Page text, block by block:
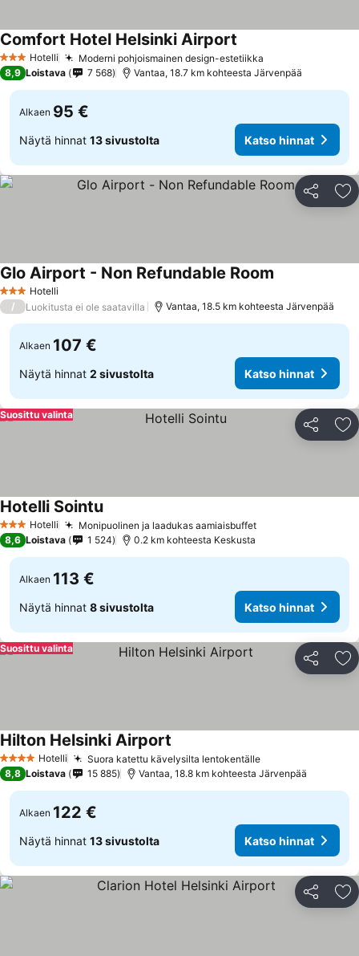
3 Tähtiluokitus
Hotelli Moderni pohjoismainen design-estetiikka
Comfort Hotel Helsinki Airport
8,9 Loistava 7 568 Vantaa, 18.7 km kohteesta Järvenpää
Alkaen 95 €
Näytä hinnat 13 sivustolta Katso hinnat
Jaa
3 Tähtiluokitus
Hotelli
Glo Airport - Non Refundable Room
/ Luokitusta ei ole saatavilla Vantaa, 18.5 km kohteesta Järvenpää
Alkaen 107 €
Näytä hinnat 2 sivustolta Katso hinnat
Jaa
Suosittu valinta
3 Tähtiluokitus
Hotelli Monipuolinen ja laadukas aamiaisbuffet
Hotelli Sointu
8,6 Loistava 1 524 0.2 km kohteesta Keskusta
Alkaen 113 €
Näytä hinnat 8 sivustolta Katso hinnat
Jaa
Suosittu valinta
4 Tähtiluokitus
Hotelli Suora katettu kävelysilta lentokentälle
Hilton Helsinki Airport
8,8 Loistava 15 885 Vantaa, 18.8 km kohteesta Järvenpää
Alkaen 122 €
Näytä hinnat 13 sivustolta Katso hinnat
Jaa